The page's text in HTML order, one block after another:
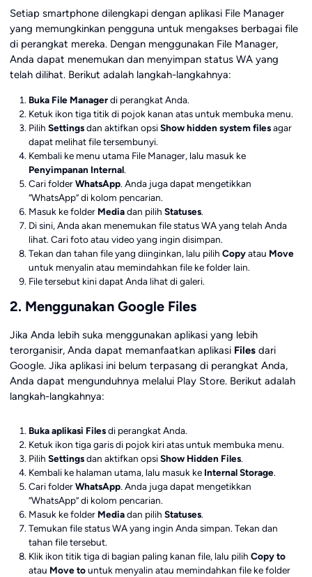
Setiap smartphone dilengkapi dengan aplikasi File Manager
yang memungkinkan pengguna untuk mengakses berbagai file
di perangkat mereka. Dengan menggunakan File Manager,
Anda dapat menemukan dan menyimpan status WA yang
telah dilihat. Berikut adalah langkah-langkahnya:
Buka File Managerdi perangkat Anda.
Ketuk ikon tiga titik di pojok kanan atas untuk membuka menu.
Pilih Settingsdan aktifkan opsiShow hidden system filesagar
dapat melihat file tersembunyi.
Kembali ke menu utama File Manager, lalu masuk ke
Penyimpanan Internal.
Cari folderWhatsApp. Anda juga dapat mengetikkan
“WhatsApp” di kolom pencarian.
Masuk ke folder Mediadan pilih Statuses.
Di sini, Anda akan menemukan file status WA yang telah Anda
lihat. Cari foto atau video yang ingin disimpan.
Tekan dan tahan file yang diinginkan, lalu pilih Copyatau Move
untuk menyalin atau memindahkan file ke folder lain.
File tersebut kini dapat Anda lihat di galeri.
2. Menggunakan Google Files
Jika Anda lebih suka menggunakan aplikasi yang lebih
terorganisir, Anda dapat memanfaatkan aplikasi Filesdari
Google. Jika aplikasi ini belum terpasang di perangkat Anda,
Anda dapat mengunduhnya melalui Play Store. Berikut adalah
langkah-langkahnya:
Buka aplikasi Filesdi perangkat Anda.
Ketuk ikon tiga garis di pojok kiri atas untuk membuka menu.
Pilih Settingsdan aktifkan opsiShow Hidden Files.
Kembali ke halaman utama, lalu masuk ke Internal Storage.
Cari folderWhatsApp. Anda juga dapat mengetikkan
“WhatsApp” di kolom pencarian.
Masuk ke folder Mediadan pilih Statuses.
Temukan file status WA yang ingin Anda simpan. Tekan dan
tahan file tersebut.
Klik ikon titik tiga di bagian paling kanan file, lalu pilih Copy to
atau Move tountuk menyalin atau memindahkan file ke folder